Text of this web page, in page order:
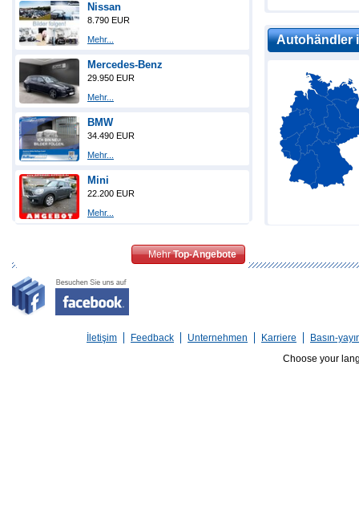
Nissan
8.790 EUR
Mehr...
Mercedes-Benz
29.950 EUR
Mehr...
BMW
34.490 EUR
Mehr...
Mini
22.200 EUR
Mehr...
MehrTop-Angebote
Autohändler
İletişim Feedback Unternehmen Karriere
Basın-
Choose your